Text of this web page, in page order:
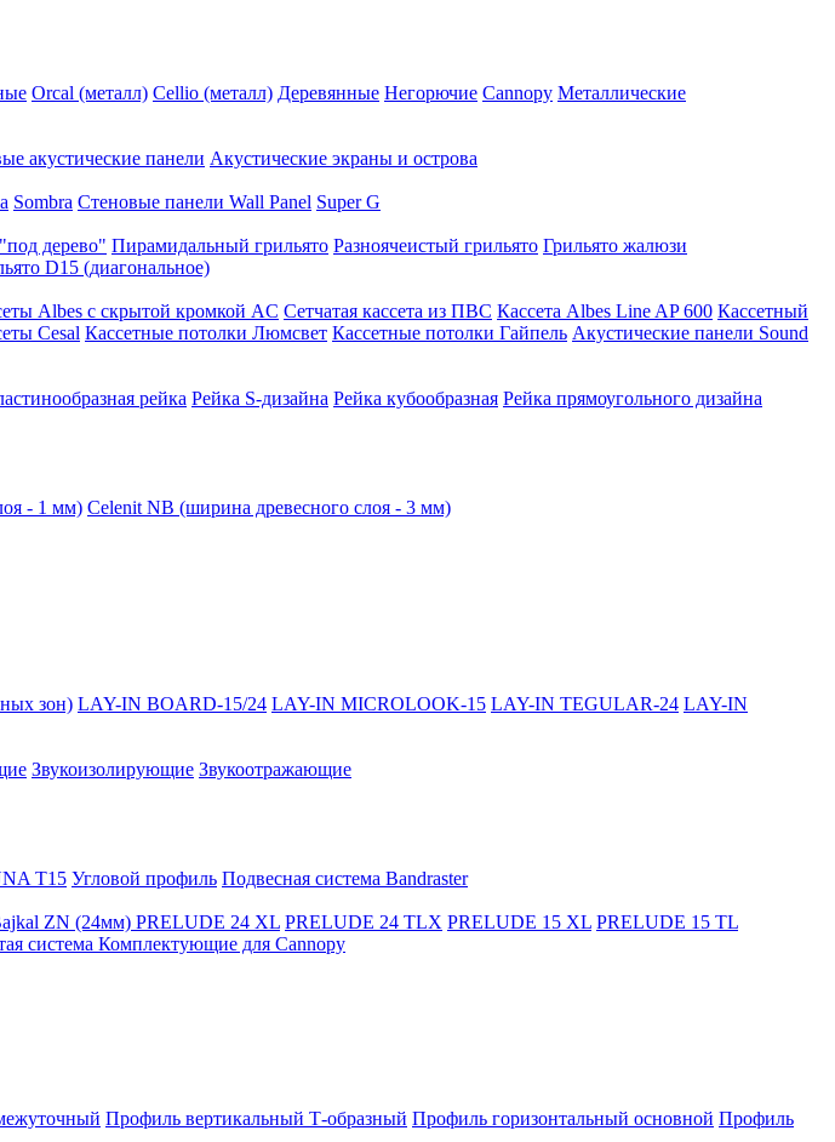
Orcal (металл) Cellio (металл) Деревянные Негорючие Cannopy Металлические
акустические панели Акустические экраны и острова
Sombra Стеновые панели Wall Panel Super G
дерево" Пирамидальный грильято Разноячеистый грильято Грильято жалюзи
D15 (диагональное)
Albes с скрытой кромкой AC Сетчатая кассета из ПВС Кассета Albes Line AP 600 Кассетный
Cesal Кассетные потолки Люмсвет Кассетные потолки Гайпель Акустические панели Sound
рейка Рейка S-дизайна Рейка кубообразная Рейка прямоугольного дизайна
- 1 мм) Celenit NB (ширина древесного слоя - 3 мм)
зон) LAY-IN BOARD-15/24 LAY-IN MICROLOOK-15 LAY-IN TEGULAR-24 LAY-IN
Звукоизолирующие Звукоотражающие
Т15 Угловой профиль Подвесная система Bandraster
ZN (24мм) PRELUDE 24 XL PRELUDE 24 TLX PRELUDE 15 XL PRELUDE 15 TL
система Комплектующие для Cannopy
Профиль вертикальный Т-образный Профиль горизонтальный основной Профиль